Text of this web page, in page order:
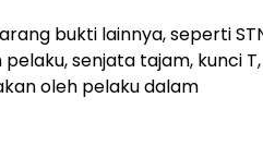
bukti lainnya, seperti
senjata tajam, kunci T,
oleh pelaku dalam